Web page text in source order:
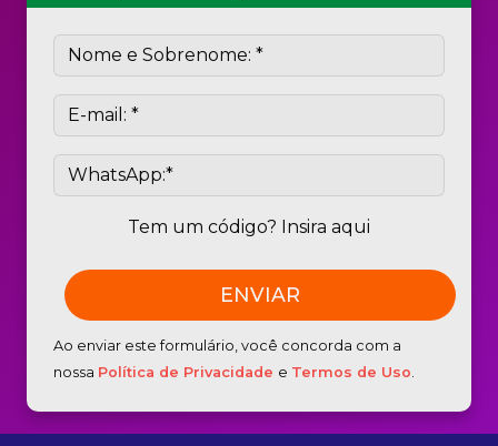
Tem um código? Insira aqui
Ao enviar este formulário, você concorda com a
nossa Política de Privacidade e Termos de Uso.